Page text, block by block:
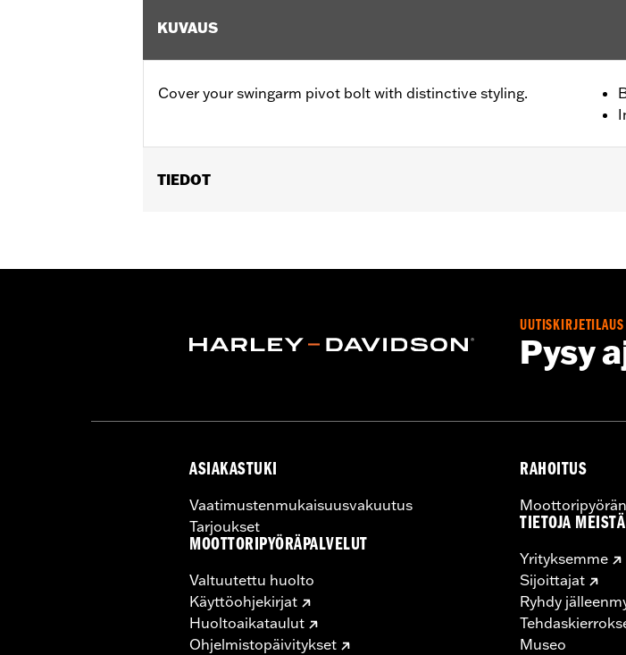
KUVAUS
Cover your swingarm pivot bolt with distinctive styling.
TIEDOT
Position On Bike:Rear
www.h-d.com/warrantyfor
UUTISKIRJETILAUS
Pysy
ASIAKASTUKI
Vaatimustenmukaisuusvakuutus
Tarjoukset
MOOTTORIPYÖRÄPALVELUT
Valtuutettu huolto
Käyttöohjekirjat
Huoltoaikataulut
Ohjelmistopäivitykset
RAHOITUS
TIETOJA MEISTÄ
Yrityksemme
Sijoittajat
Ryhdy
Museo